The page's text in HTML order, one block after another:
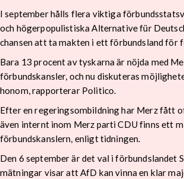
I september hålls flera viktiga
och högerpopulistiska Alternative für
chansen att ta makten i ett förbundsland för
Bara 13 procent av tyskarna är nöjda med
förbundskansler, och nu diskuteras
honom, rapporterar Politico.
Efter en regeringsombildning har Merz fått
även internt inom Merz parti CDU finns ett
förbundskanslern, enligt tidningen.
Den 6 september är det val i förbundslandet
mätningar visar att AfD kan vinna en klar